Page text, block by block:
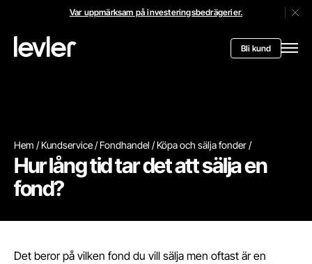
Var uppmärksam på investeringsbedrägerier.
Header.toStartPagee Bli kund
Hem Kundservice Fondhandel Köpa och sälja fonder
Hur lång tid tar det att sälja en
fond?
Det beror på vilken fond du vill sälja men oftast är en